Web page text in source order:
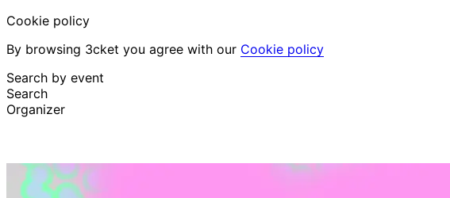
Cookie policy
By browsing 3cket you agree with our Cookie policy
Search by event
Search
Organizer
English
Attendee support